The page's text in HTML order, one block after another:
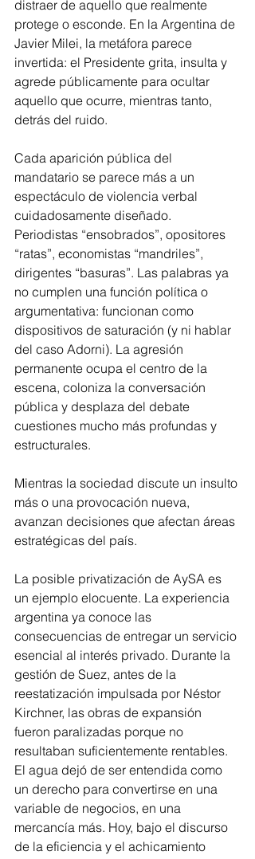
distraer de aquello que realmente
protege o esconde. En la Argentina de
Javier Milei, la metáfora parece
invertida: el Presidente grita, insulta y
agrede públicamente para ocultar
aquello que ocurre, mientras tanto,
detrás del ruido.
Cada aparición pública del
mandatario se parece más a un
espectáculo de violencia verbal
cuidadosamente diseñado.
Periodistas “ensobrados”, opositores
“ratas”, economistas “mandriles”,
dirigentes “basuras”. Las palabras ya
no cumplen una función política o
argumentativa: funcionan como
dispositivos de saturación (y ni hablar
del caso Adorni). La agresión
permanente ocupa el centro de la
escena, coloniza la conversación
pública y desplaza del debate
cuestiones mucho más profundas y
estructurales.
Mientras la sociedad discute un insulto
más o una provocación nueva,
avanzan decisiones que afectan áreas
estratégicas del país.
La posible privatización de AySA es
un ejemplo elocuente. La experiencia
argentina ya conoce las
consecuencias de entregar un servicio
esencial al interés privado. Durante la
gestión de Suez, antes de la
reestatización impulsada por Néstor
Kirchner, las obras de expansión
fueron paralizadas porque no
resultaban suficientemente rentables.
El agua dejó de ser entendida como
un derecho para convertirse en una
variable de negocios, en una
mercancía más. Hoy, bajo el discurso
de la eficiencia y el achicamiento